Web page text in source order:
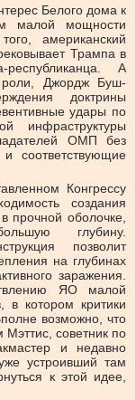
Белого дома к
малой мощности
американский
Трампа в
республиканца. А
роли, Джордж Буш-
доктрины
удары по
инфраструктуры
ОМП без
соответствующие
Конгрессу
создания
прочной оболочке,
глубину.
позволит
на глубинах
заражения.
ЯО малой
в котором критики
возможно, что
советник по
и недавно
устроивший там
к этой идее,